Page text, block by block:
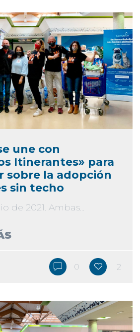
une con
Itinerantes» para
sobre la adopción
sin techo
de 2021. Ambas...
0 2